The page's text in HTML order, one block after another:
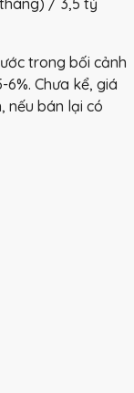
trong bối cảnh
Chưa kể, giá
nếu bán lại có